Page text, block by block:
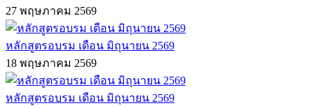
27 พฤษภาคม 2569
หลักสูตรอบรม เดือน มิถุนายน 2569
18 พฤษภาคม 2569
หลักสูตรอบรม เดือน มิถุนายน 2569